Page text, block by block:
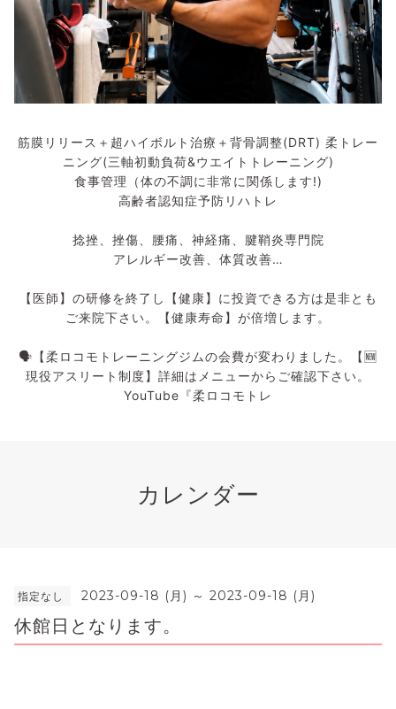
筋膜リリース＋超ハイボルト治療＋背骨調整(DRT) 柔トレー
ニング(三軸初動負荷&ウエイトトレーニング)
食事管理（体の不調に非常に関係します!)
高齢者認知症予防リハトレ
捻挫、挫傷、腰痛、神経痛、腱鞘炎専門院
アレルギー改善、体質改善…
【医師】の研修を終了し【健康】に投資できる方は是非とも
ご来院下さい。【健康寿命】が倍増します。
🗣️【柔ロコモトレーニングジムの会費が変わりました。【🆕
現役アスリート制度】詳細はメニューからご確認下さい。
YouTube『柔ロコモトレ
カレンダー
指定なし 2023-09-18 (月) ～ 2023-09-18 (月)
休館日となります。